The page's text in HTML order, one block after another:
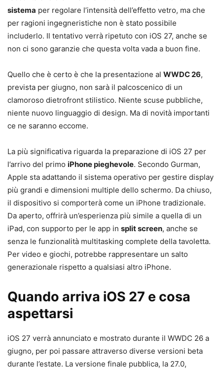
sistema per regolare l’intensità dell’effetto vetro, ma che
per ragioni ingegneristiche non è stato possibile
includerlo. Il tentativo verrà ripetuto con iOS 27, anche se
non ci sono garanzie che questa volta vada a buon fine.
Quello che è certo è che la presentazione al WWDC 26,
prevista per giugno, non sarà il palcoscenico di un
clamoroso dietrofront stilistico. Niente scuse pubbliche,
niente nuovo linguaggio di design. Ma di novità importanti
ce ne saranno eccome.
La più significativa riguarda la preparazione di iOS 27 per
l’arrivo del primo iPhone pieghevole. Secondo Gurman,
Apple sta adattando il sistema operativo per gestire display
più grandi e dimensioni multiple dello schermo. Da chiuso,
il dispositivo si comporterà come un iPhone tradizionale.
Da aperto, offrirà un’esperienza più simile a quella di un
iPad, con supporto per le app in split screen, anche se
senza le funzionalità multitasking complete della tavoletta.
Per video e giochi, potrebbe rappresentare un salto
generazionale rispetto a qualsiasi altro iPhone.
Quando arriva iOS 27 e cosa
aspettarsi
iOS 27 verrà annunciato e mostrato durante il WWDC 26 a
giugno, per poi passare attraverso diverse versioni beta
durante l’estate. La versione finale pubblica, la 27.0,